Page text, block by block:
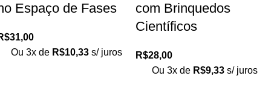
Espaço de Fases
31,00
Ou 3x de R$10,33 s/ juros
com Brinquedos
Científicos
R$28,00
Ou 3x de R$9,33 s/ juros